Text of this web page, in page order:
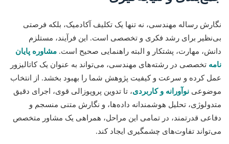
نگارش رساله مهندسی، نه تنها یک تکلیف آکادمیک، بلکه فرصتی
بی‌نظیر برای رشد فکری و تخصصی است. این فرآیند، مستلزم
دانش، مهارت، پشتکار و البته راهنمایی صحیح است. مشاوره پایان
نامه تخصصی در رشته‌های مهندسی، می‌تواند به عنوان یک کاتالیزور
عمل کرده و سرعت و کیفیت پژوهش شما را بهبود بخشد. از انتخاب
موضوعی نوآورانه و کاربردی، تا تدوین پروپوزالی قوی، اجرای دقیق
متدولوژی، تحلیل هوشمندانه داده‌ها، و نگارش متنی منسجم و
دفاعی قدرتمند، در تمامی این مراحل، همراهی یک مشاور متخصص
می‌تواند تفاوت‌های چشمگیری ایجاد کند.